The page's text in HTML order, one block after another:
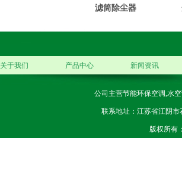
滤筒除尘器
关于我们 产品中心 新闻资讯
公司主营节能环保空调,水
联系地址：江苏省江阴市
版权所有